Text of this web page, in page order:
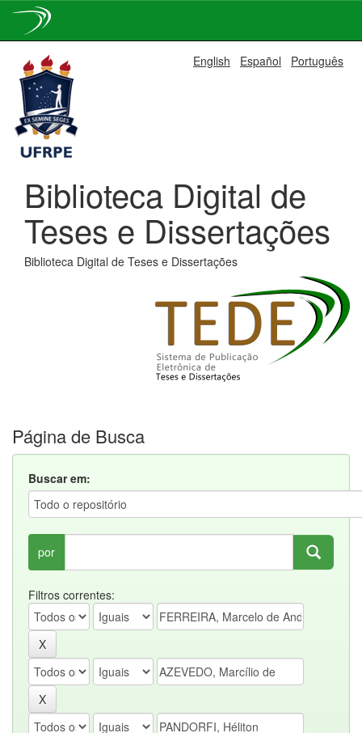
navigation
English Español Português
Biblioteca Digital de
Teses e Dissertações
Biblioteca Digital de Teses e Dissertações
Página de Busca
Buscar em:
por
Filtros correntes: